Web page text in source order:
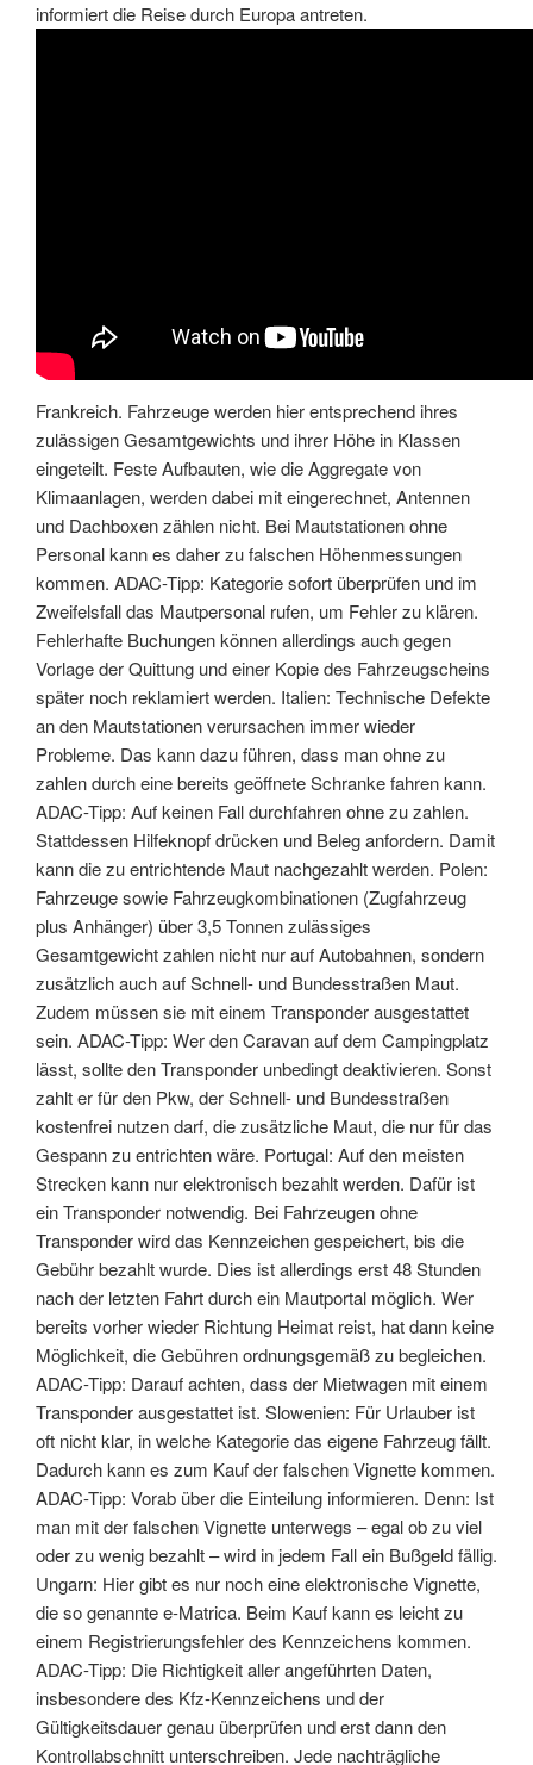
informiert die Reise durch Europa antreten.
Frankreich. Fahrzeuge werden hier entsprechend ihres
zulässigen Gesamtgewichts und ihrer Höhe in Klassen
eingeteilt. Feste Aufbauten, wie die Aggregate von
Klimaanlagen, werden dabei mit eingerechnet, Antennen
und Dachboxen zählen nicht. Bei Mautstationen ohne
Personal kann es daher zu falschen Höhenmessungen
kommen. ADAC-Tipp: Kategorie sofort überprüfen und im
Zweifelsfall das Mautpersonal rufen, um Fehler zu klären.
Fehlerhafte Buchungen können allerdings auch gegen
Vorlage der Quittung und einer Kopie des Fahrzeugscheins
später noch reklamiert werden. Italien: Technische Defekte
an den Mautstationen verursachen immer wieder
Probleme. Das kann dazu führen, dass man ohne zu
zahlen durch eine bereits geöffnete Schranke fahren kann.
ADAC-Tipp: Auf keinen Fall durchfahren ohne zu zahlen.
Stattdessen Hilfeknopf drücken und Beleg anfordern. Damit
kann die zu entrichtende Maut nachgezahlt werden. Polen:
Fahrzeuge sowie Fahrzeugkombinationen (Zugfahrzeug
plus Anhänger) über 3,5 Tonnen zulässiges
Gesamtgewicht zahlen nicht nur auf Autobahnen, sondern
zusätzlich auch auf Schnell- und Bundesstraßen Maut.
Zudem müssen sie mit einem Transponder ausgestattet
sein. ADAC-Tipp: Wer den Caravan auf dem Campingplatz
lässt, sollte den Transponder unbedingt deaktivieren. Sonst
zahlt er für den Pkw, der Schnell- und Bundesstraßen
kostenfrei nutzen darf, die zusätzliche Maut, die nur für das
Gespann zu entrichten wäre. Portugal: Auf den meisten
Strecken kann nur elektronisch bezahlt werden. Dafür ist
ein Transponder notwendig. Bei Fahrzeugen ohne
Transponder wird das Kennzeichen gespeichert, bis die
Gebühr bezahlt wurde. Dies ist allerdings erst 48 Stunden
nach der letzten Fahrt durch ein Mautportal möglich. Wer
bereits vorher wieder Richtung Heimat reist, hat dann keine
Möglichkeit, die Gebühren ordnungsgemäß zu begleichen.
ADAC-Tipp: Darauf achten, dass der Mietwagen mit einem
Transponder ausgestattet ist. Slowenien: Für Urlauber ist
oft nicht klar, in welche Kategorie das eigene Fahrzeug fällt.
Dadurch kann es zum Kauf der falschen Vignette kommen.
ADAC-Tipp: Vorab über die Einteilung informieren. Denn: Ist
man mit der falschen Vignette unterwegs – egal ob zu viel
oder zu wenig bezahlt – wird in jedem Fall ein Bußgeld fällig.
Ungarn: Hier gibt es nur noch eine elektronische Vignette,
die so genannte e-Matrica. Beim Kauf kann es leicht zu
einem Registrierungsfehler des Kennzeichens kommen.
ADAC-Tipp: Die Richtigkeit aller angeführten Daten,
insbesondere des Kfz-Kennzeichens und der
Gültigkeitsdauer genau überprüfen und erst dann den
Kontrollabschnitt unterschreiben. Jede nachträgliche